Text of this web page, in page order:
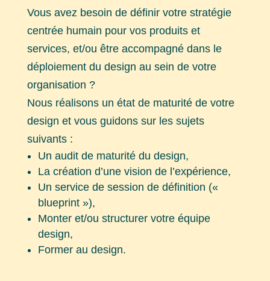
Vous avez besoin de définir votre stratégie
centrée humain pour vos produits et
services, et/ou être accompagné dans le
déploiement du design au sein de votre
organisation ?
Nous réalisons un état de maturité de votre
design et vous guidons sur les sujets
suivants :
Un audit de maturité du design,
La création d’une vision de l’expérience,
Un service de session de définition («
blueprint »),
Monter et/ou structurer votre équipe
design,
Former au design.